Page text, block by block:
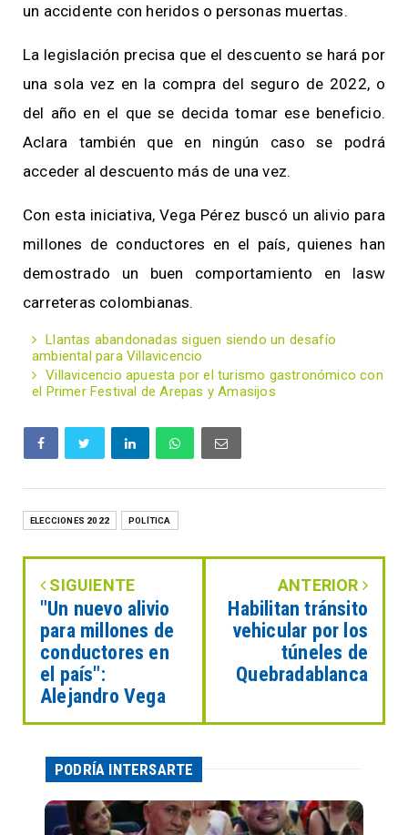
un accidente con heridos o personas muertas.
La legislación precisa que el descuento se hará por
una sola vez en la compra del seguro de 2022, o
del año en el que se decida tomar ese beneficio.
Aclara también que en ningún caso se podrá
acceder al descuento más de una vez.
Con esta iniciativa, Vega Pérez buscó un alivio para
millones de conductores en el país, quienes han
demostrado un buen comportamiento en lasw
carreteras colombianas.
Llantas abandonadas siguen siendo un desafío
ambiental para Villavicencio
Villavicencio apuesta por el turismo gastronómico con
el Primer Festival de Arepas y Amasijos
ELECCIONES 2022 POLÍTICA
SIGUIENTE
"Un nuevo alivio
para millones de
conductores en
el país":
Alejandro Vega
ANTERIOR
Habilitan tránsito
vehicular por los
túneles de
Quebradablanca
PODRÍA INTERSARTE